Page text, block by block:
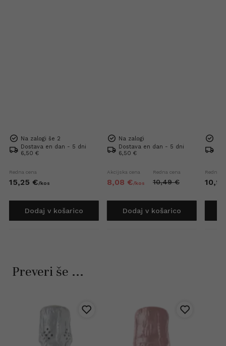
Na zalogi še 2
Dostava en dan - 5 dni
6,50 €
Redna cena
15,25 €/kos
Dodaj v košarico
Na zalogi
Dostava en dan - 5 dni
6,50 €
Akcijska cena
8,08 €/kos
Redna cena
10,49 €
Dodaj v košarico
Redna
10,92
Preveri še ...